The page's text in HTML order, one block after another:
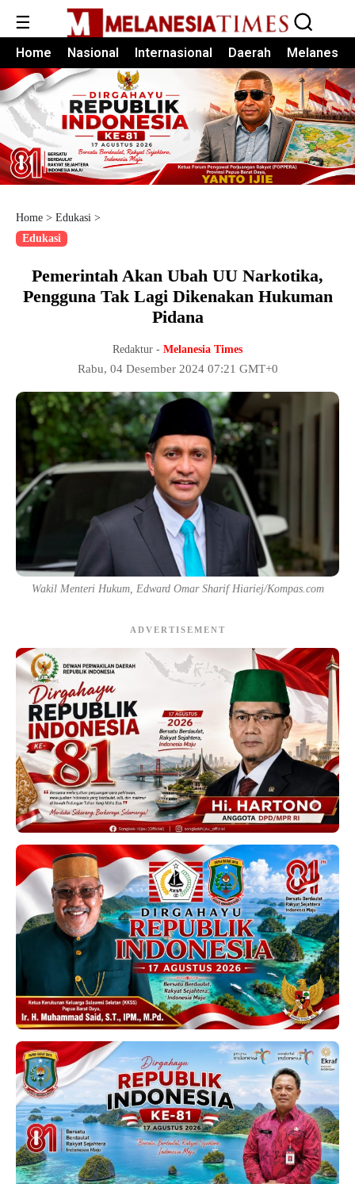
☰
Home Nasional Internasional Daerah Melanesia
Home > Edukasi >
Edukasi
Pemerintah Akan Ubah UU Narkotika,
Pengguna Tak Lagi Dikenakan Hukuman
Pidana
Redaktur - Melanesia Times
Rabu, 04 Desember 2024 07:21 GMT+0
Wakil Menteri Hukum, Edward Omar Sharif Hiariej/Kompas.com
ADVERTISEMENT